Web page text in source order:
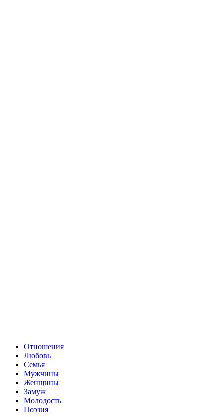
Отношения
Любовь
Семья
Мужчины
Женщины
Замуж
Молодость
Поэзия